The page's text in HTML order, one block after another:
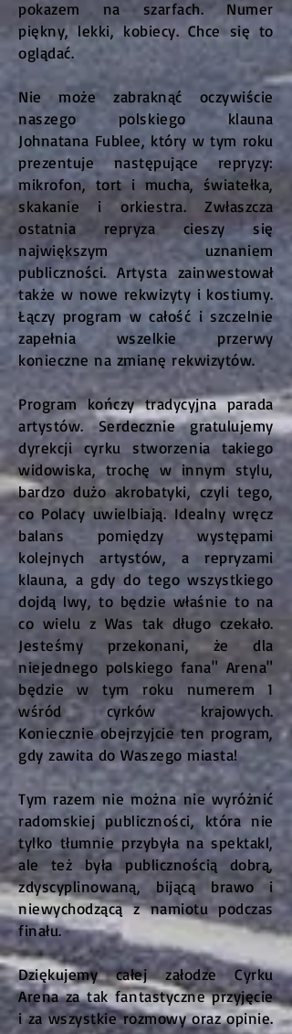
pokazem na szarfach. Numer
piękny, lekki, kobiecy. Chce się to
oglądać.
Nie może zabraknąć oczywiście
naszego polskiego klauna
Johnatana Fublee, który w tym roku
prezentuje następujące repryzy:
mikrofon, tort i mucha, światełka,
skakanie i orkiestra. Zwłaszcza
ostatnia repryza cieszy się
największym uznaniem
publiczności. Artysta zainwestował
także w nowe rekwizyty i kostiumy.
Łączy program w całość i szczelnie
zapełnia wszelkie przerwy
konieczne na zmianę rekwizytów.
Program kończy tradycyjna parada
artystów. Serdecznie gratulujemy
dyrekcji cyrku stworzenia takiego
widowiska, trochę w innym stylu,
bardzo dużo akrobatyki, czyli tego,
co Polacy uwielbiają. Idealny wręcz
balans pomiędzy występami
kolejnych artystów, a repryzami
klauna, a gdy do tego wszystkiego
dojdą lwy, to będzie właśnie to na
co wielu z Was tak długo czekało.
Jesteśmy przekonani, że dla
niejednego polskiego fana" Arena"
będzie w tym roku numerem 1
wśród cyrków krajowych.
Koniecznie obejrzyjcie ten program,
gdy zawita do Waszego miasta!
Tym razem nie można nie wyróżnić
radomskiej publiczności, która nie
tylko tłumnie przybyła na spektakl,
ale też była publicznością dobrą,
zdyscyplinowaną, bijącą brawo i
niewychodzącą z namiotu podczas
finału.
Dziękujemy całej załodze Cyrku
Arena za tak fantastyczne przyjęcie
i za wszystkie rozmowy oraz opinie.